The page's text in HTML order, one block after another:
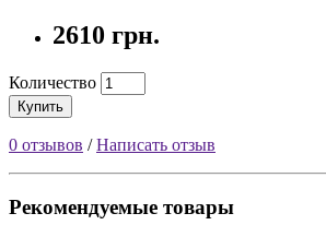
2610 грн.
Количество
Купить
0 отзывов /Написать отзыв
Рекомендуемые товары